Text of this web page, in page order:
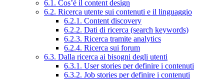
6.1. Cos’è il content design
6.2. Ricerca utente sui contenuti e il linguaggio
6.2.1. Content discovery
6.2.2. Dati di ricerca (search keywords)
6.2.3. Ricerca tramite analytics
6.2.4. Ricerca sui forum
6.3. Dalla ricerca ai bisogni degli utenti
6.3.1. User stories per definire i contenuti
6.3.2. Job stories per definire i contenuti